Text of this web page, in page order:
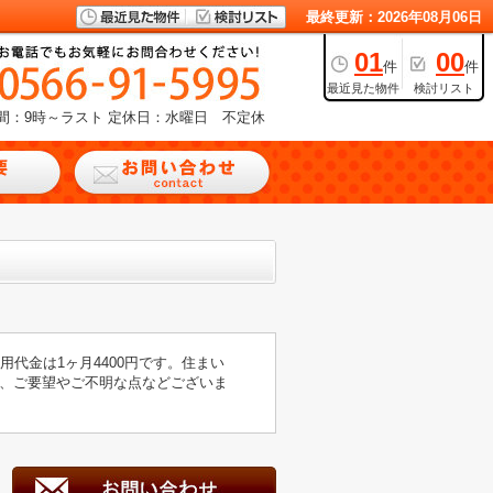
最終更新：2026年08月06日
01件
最近見た物件
00件
検討リスト
：9時～ラスト 定休日：水曜日 不定休
代金は1ヶ月4400円です。住まい
ご要望やご不明な点などございま